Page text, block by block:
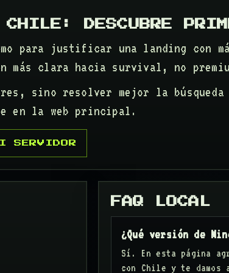
DESCUBRE
para justificar una landing con
más clara hacia survival, no
sino resolver mejor la búsqueda
en la web principal.
SERVIDOR
FAQ LOCAL
¿Qué versión de
Sí. En esta página
con Chile y te